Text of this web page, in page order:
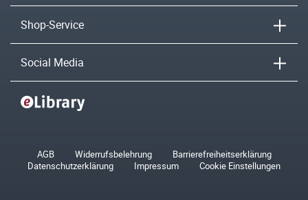
Shop-Service
Social Media
AGB Widerrufsbelehrung
Barrierefreiheitserklärung
Datenschutzerklärung
Impressum Cookie Einstellungen